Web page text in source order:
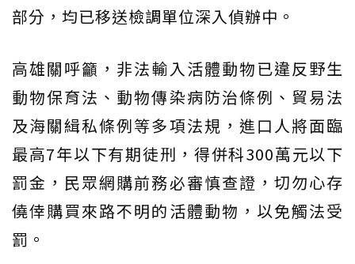
部分，均已移送檢調單位深入偵辦中。
高雄關呼籲，非法輸入活體動物已違反野生
動物保育法、動物傳染病防治條例、貿易法
及海關緝私條例等多項法規，進口人將面臨
最高7年以下有期徒刑，得併科300萬元以下
罰金，民眾網購前務必審慎查證，切勿心存
僥倖購買來路不明的活體動物，以免觸法受
罰。